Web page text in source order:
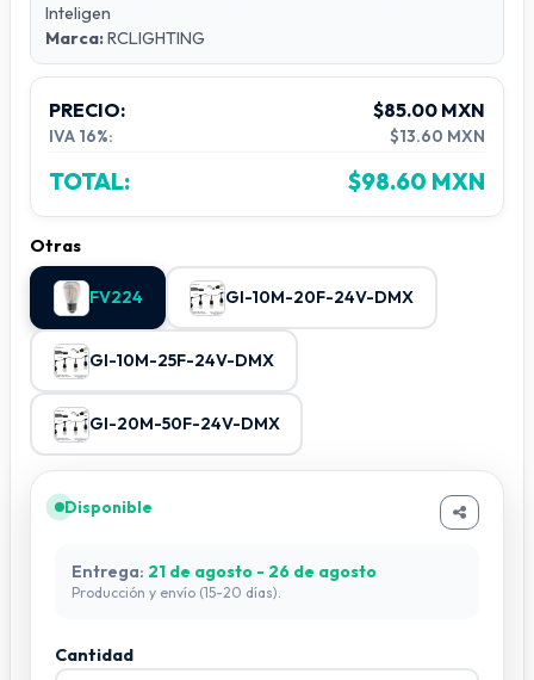
Jardines y patios
Eventos sociales y reuniones
Decoración ambiental y arquitectónica
Gracias a su
, podrás ajustar la
intensidad y crear atmósferas únicas: cálidas, elegantes y
confortables. Disfruta una iluminación que acompaña
momentos especiales y realza la estética de tu espacio.
RCLighting & XRC—Innovando en la iluminación y creando
nuevas tendencias en la industria del espectáculo y la
decoración ambiental.
Inteligen
Marca:RCLIGHTING
PRECIO: $85.00 MXN
IVA 16%: $13.60 MXN
TOTAL: $98.60 MXN
Otras
FV224 GI-10M-20F-24V-DMX
GI-10M-25F-24V-DMX
GI-20M-50F-24V-DMX
Disponible
Entrega: 21 de agosto - 26 de agosto
Producción y envío (15-20 días).
Cantidad